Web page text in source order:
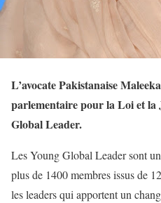
L’avocate Pakistanaise
parlementaire pour la Loi et la
Global Leader.
Les Young Global Leader sont
plus de 1400 membres issus de
les leaders qui apportent un